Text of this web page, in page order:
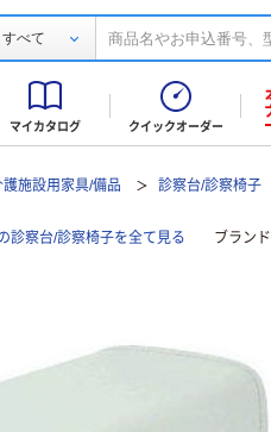
すべて
マイカタログ クイックオーダー
護施設用家具/備品 診察台/診察椅子
診察台/診察椅子を全て見る ブランド